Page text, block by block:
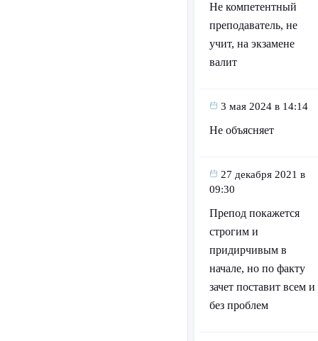
Не компетентный
преподаватель, не
учит, на экзамене
валит
3 мая 2024 в 14:14
Не объясняет
27 декабря 2021 в
09:30
Препод покажется
строгим и
придирчивым в
начале, но по факту
зачет поставит всем и
без проблем